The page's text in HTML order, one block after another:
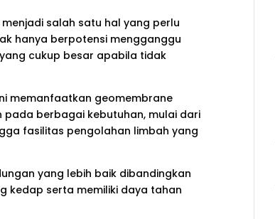
salah satu hal yang perlu
hanya berpotensi mengganggu
cukup besar apabila tidak
memanfaatkan geomembrane
pada berbagai kebutuhan, mulai dari
fasilitas pengolahan limbah yang
yang lebih baik dibandingkan
kedap serta memiliki daya tahan